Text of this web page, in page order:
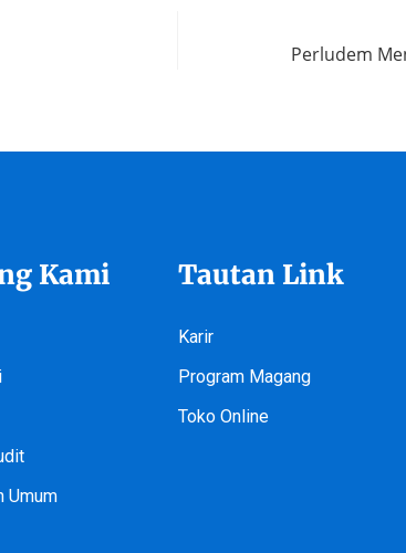
Perludem
Kami
Umum
Tautan Link
Karir
Program Magang
Toko Online